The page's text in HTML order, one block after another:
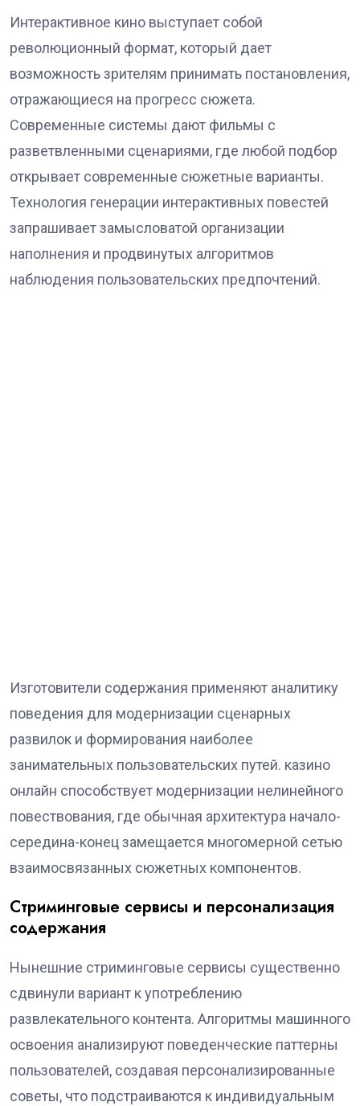
Интерактивное кино выступает собой
революционный формат, который дает
возможность зрителям принимать постановления,
отражающиеся на прогресс сюжета.
Современные системы дают фильмы с
разветвленными сценариями, где любой подбор
открывает современные сюжетные варианты.
Технология генерации интерактивных повестей
запрашивает замысловатой организации
наполнения и продвинутых алгоритмов
наблюдения пользовательских предпочтений.
Изготовители содержания применяют аналитику
поведения для модернизации сценарных
развилок и формирования наиболее
занимательных пользовательских путей. казино
онлайн способствует модернизации нелинейного
повествования, где обычная архитектура начало-
середина-конец замещается многомерной сетью
взаимосвязанных сюжетных компонентов.
Стриминговые сервисы и персонализация
содержания
Нынешние стриминговые сервисы существенно
сдвинули вариант к употреблению
развлекательного контента. Алгоритмы машинного
освоения анализируют поведенческие паттерны
пользователей, создавая персонализированные
советы, что подстраиваются к индивидуальным